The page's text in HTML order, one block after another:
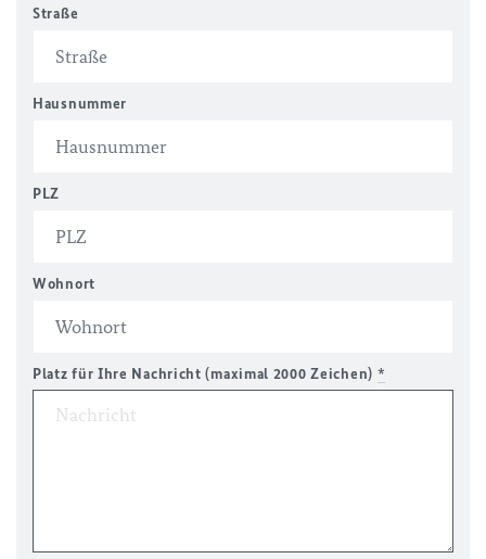
Straße
Hausnummer
PLZ
Wohnort
Platz für Ihre Nachricht (maximal 2000 Zeichen) *